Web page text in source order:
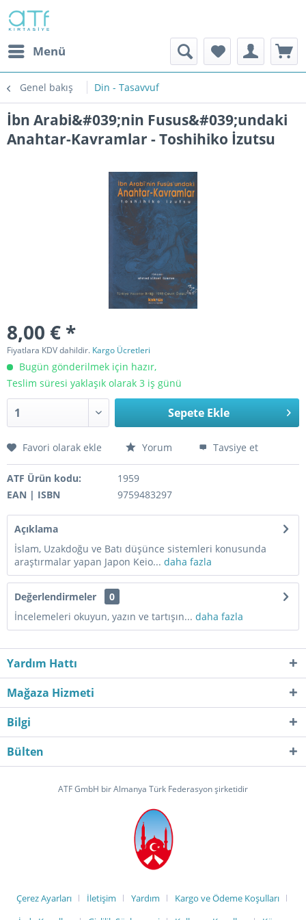
Menü
Genel bakış Din - Tasavvuf
İbn Arabi&#039;nin Fusus&#039;undaki
Anahtar-Kavramlar - Toshihiko İzutsu
8,00 € *
Fiyatlara KDV dahildir. Kargo Ücretleri
Bugün gönderilmek için hazır,
Teslim süresi yaklaşık olarak 3 iş günü
Sepete Ekle
Favori olarak ekle Yorum Tavsiye et
ATF Ürün kodu:
1959
EAN | ISBN
9759483297
Açıklama
İslam, Uzakdoğu ve Batı düşünce sistemleri konusunda
araştırmalar yapan Japon Keio... daha fazla
Değerlendirmeler
0
İncelemeleri okuyun, yazın ve tartışın... daha fazla
Yardım Hattı
Mağaza Hizmeti
Bilgi
Bülten
ATF GmbH bir Almanya Türk Federasyon şirketidir
Çerez Ayarları İletişim Yardım
Kargo ve Ödeme Koşulları